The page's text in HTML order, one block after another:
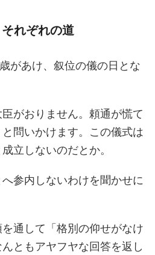
れぞれの道
があけ、叙位の儀の日とな
がおりません。頼通が慌て
問いかけます。この儀式は
立しないのだとか。
参内しないわけを聞かせに
通して「格別の仰せがなけ
ともアヤフヤな回答を返し